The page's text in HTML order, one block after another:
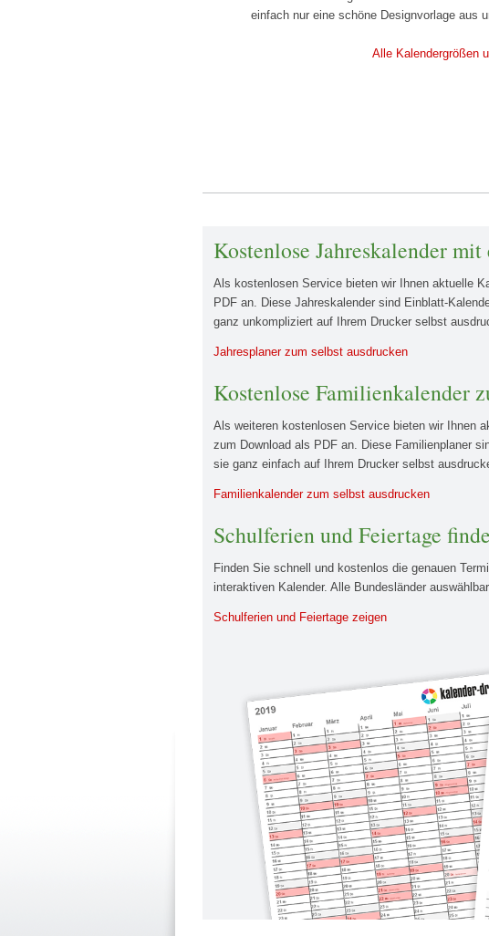
einfach nur eine schöne Designvorlage aus
Alle Kalendergrößen
Kostenlose Jahreskalender
Als kostenlosen Service bieten wir Ihnen aktuelle
PDF an. Diese Jahreskalender sind Einblatt-
ganz unkompliziert auf Ihrem Drucker selbst
Jahresplaner zum selbst ausdrucken
Kostenlose Familienkalender
Als weiteren kostenlosen Service bieten wir Ihnen
zum Download als PDF an. Diese Familienplaner
sie ganz einfach auf Ihrem Drucker selbst
Familienkalender zum selbst ausdrucken
Schulferien und Feiertage
Finden Sie schnell und kostenlos die genauen
interaktiven Kalender. Alle Bundesländer auswählbar.
Schulferien und Feiertage zeigen